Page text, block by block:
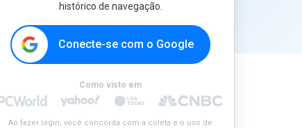
histórico de navegação.
Conecte-se com o Google
Como visto em
Ao fazer login, você concorda com a coleta e o uso de